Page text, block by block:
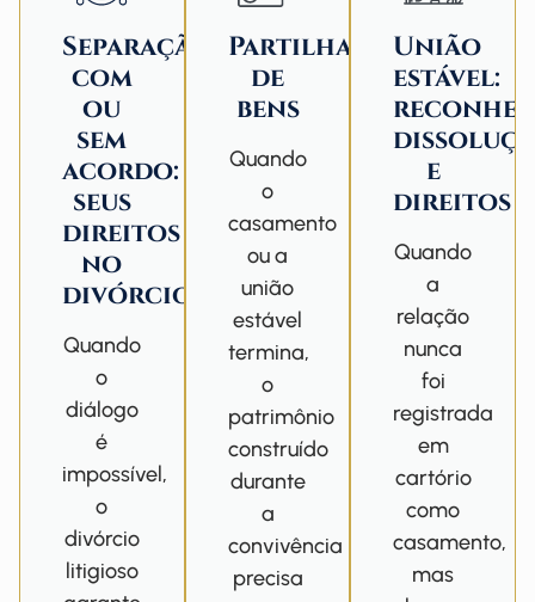
Separação
com
ou
sem
acordo:
seus
direitos
no
divórcio
Quando
o
diálogo
é
impossível,
o
divórcio
litigioso
Partilha
de
bens
Quando
o
casamento
ou a
união
estável
termina,
o
patrimônio
construído
durante
a
convivência
precisa
União
estável:
e
direitos
Quando
a
relação
nunca
foi
registrada
em
cartório
como
casamento,
mas